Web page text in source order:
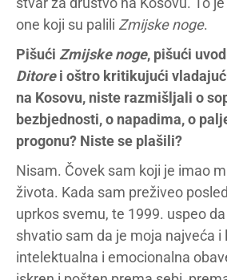
one koji su palili Zmijske noge.
Pišući Zmijske noge, pišući
Ditorei oštro kritikujući
na Kosovu, niste razmišljali o
bezbjednosti, o napadima, o
progonu? Niste se plašili?
Nisam. Čovek sam koji je imao
života. Kada sam preživeo
uprkos svemu, te 1999. uspeo
shvatio sam da je moja najveća i
intelektualna i emocionalna